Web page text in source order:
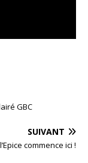
GBC
SUIVANT
commence ici !